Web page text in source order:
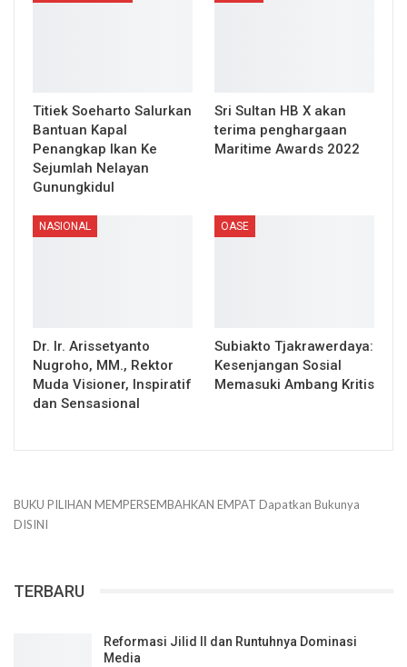
Titiek Soeharto Salurkan
Bantuan Kapal
Penangkap Ikan Ke
Sejumlah Nelayan
Gunungkidul
Sri Sultan HB X akan
terima penghargaan
Maritime Awards 2022
NASIONAL
Dr. Ir. Arissetyanto
Nugroho, MM., Rektor
Muda Visioner, Inspiratif
dan Sensasional
OASE
Subiakto Tjakrawerdaya:
Kesenjangan Sosial
Memasuki Ambang Kritis
BUKU PILIHAN MEMPERSEMBAHKAN EMPAT Dapatkan Bukunya
DISINI
TERBARU
Reformasi Jilid II dan Runtuhnya Dominasi
Media